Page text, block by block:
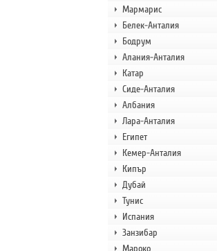
Мармарис
Белек-Анталия
Бодрум
Алания-Анталия
Катар
Сиде-Анталия
Албания
Лара-Анталия
Египет
Кемер-Анталия
Кипър
Дубай
Тунис
Испания
Занзибар
Мароко